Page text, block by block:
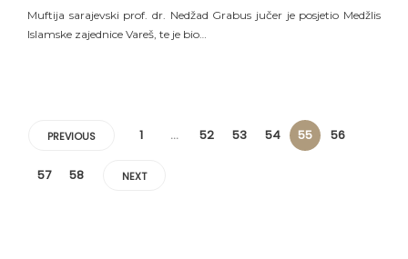
Muftija sarajevski prof. dr. Nedžad Grabus jučer je posjetio Medžlis
Islamske zajednice Vareš, te je bio…
PREVIOUS 1 … 52 53 54 55 56
57 58 NEXT